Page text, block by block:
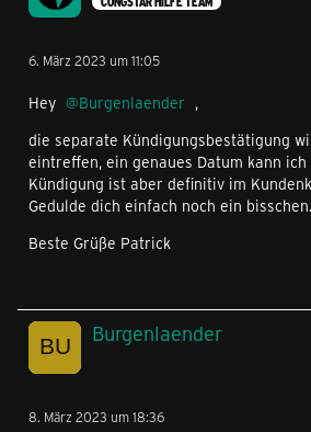
6. März 2023 um 11:05
Hey Burgenlaender ,
die separate Kündigungsbestätigung
eintreffen, ein genaues Datum kann
Kündigung ist aber definitiv im
Gedulde dich einfach noch ein bisschen.
Beste Grüße Patrick
Burgenlaender
8. März 2023 um 18:36